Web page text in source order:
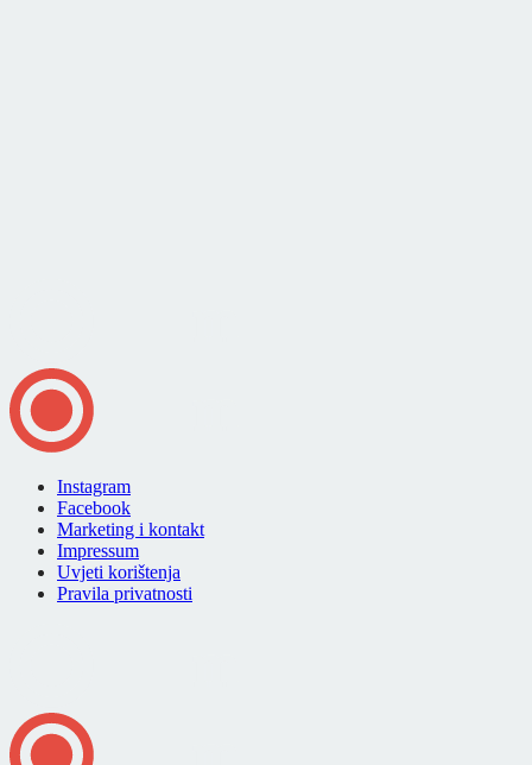
Instagram
Facebook
Marketing i kontakt
Impressum
Uvjeti korištenja
Pravila privatnosti